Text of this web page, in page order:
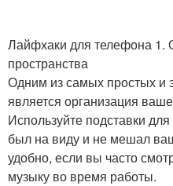
Лайфхаки для телефона 1.
пространства
Одним из самых простых и
является организация
Используйте подставки
был на виду и не мешал
удобно, если вы часто
музыку во время работы.